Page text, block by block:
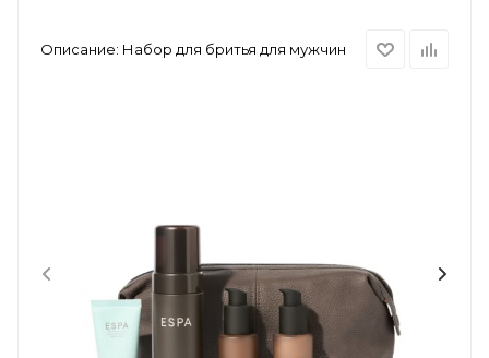
Описание: Набор для бритья для мужчин